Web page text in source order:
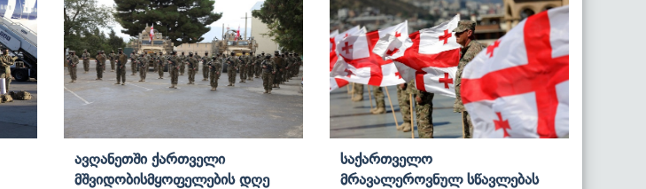
Ავღანეთში Ქართველი
Მშვიდობისმყოფელების Დღე
Საქართველო
Მრავალეროვნულ Სწავლებას